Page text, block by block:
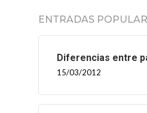
ENTRADAS
Diferencias entre
15/03/2012